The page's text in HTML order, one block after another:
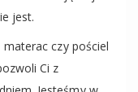
jest.
czy pościel
Ci z